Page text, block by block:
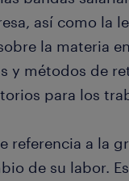
así como la
la materia
y métodos de
para los
referencia a la
de su labor.